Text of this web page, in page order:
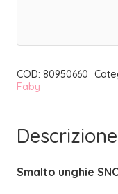
COD: 80950660
Faby
Descrizione
Smalto unghie